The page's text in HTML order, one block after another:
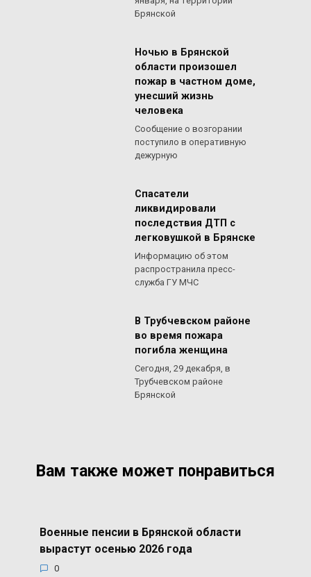
Брянской
Ночью в Брянской
области произошел
пожар в частном доме,
унесший жизнь
человека
Сообщение о возгорании
поступило в оперативную
дежурную
Спасатели
ликвидировали
последствия ДТП с
легковушкой в Брянске
Информацию об этом
распространила пресс-
служба ГУ МЧС
В Трубчевском районе
во время пожара
погибла женщина
Сегодня, 29 декабря, в
Трубчевском районе
Брянской
Вам также может понравиться
Военные пенсии в Брянской области
вырастут осенью 2026 года
0